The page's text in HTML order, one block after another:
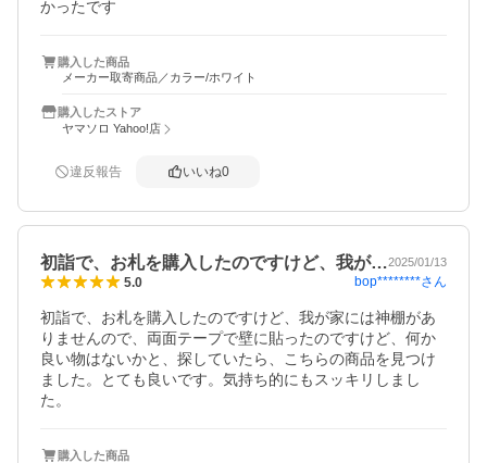
かったです
購入した商品
メーカー取寄商品／カラー/ホワイト
購入したストア
ヤマソロ Yahoo!店
違反報告 いいね0
初詣で、お札を購入したのですけど、我が…2025/01/13
5.0 bop********さん
初詣で、お札を購入したのですけど、我が家には神棚があ
りませんので、両面テープで壁に貼ったのですけど、何か
良い物はないかと、探していたら、こちらの商品を見つけ
ました。とても良いです。気持ち的にもスッキリしまし
た。
購入した商品